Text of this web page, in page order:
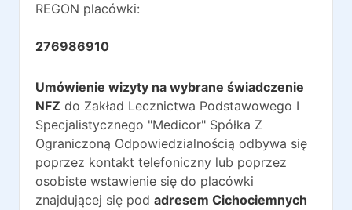
REGON placówki:
276986910
Umówienie wizyty na wybrane świadczenie
NFZ do Zakład Lecznictwa Podstawowego I
Specjalistycznego "Medicor" Spółka Z
Ograniczoną Odpowiedzialnością odbywa się
poprzez kontakt telefoniczny lub poprzez
osobiste wstawienie się do placówki
znajdującej się pod adresem Cichociemnych